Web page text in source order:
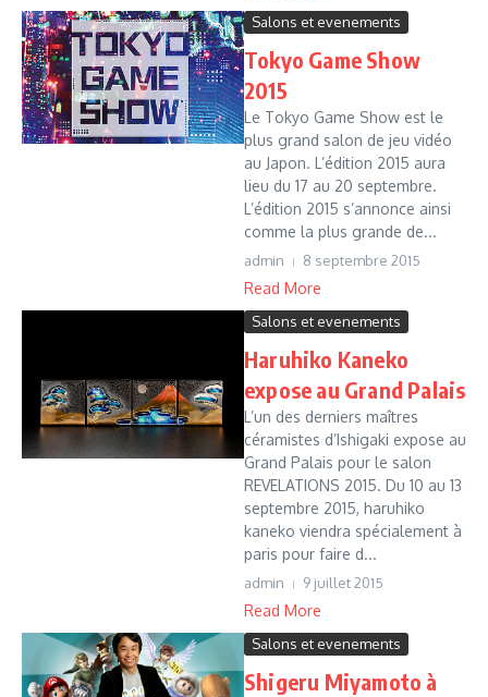
Salons et evenements
Tokyo Game Show
2015
Le Tokyo Game Show est le
plus grand salon de jeu vidéo
au Japon. L’édition 2015 aura
lieu du 17 au 20 septembre.
L’édition 2015 s’annonce ainsi
comme la plus grande de...
admin 8 septembre 2015
Read More
Salons et evenements
Haruhiko Kaneko
expose au Grand Palais
L’un des derniers maîtres
céramistes d’Ishigaki expose au
Grand Palais pour le salon
REVELATIONS 2015. Du 10 au 13
septembre 2015, haruhiko
kaneko viendra spécialement à
paris pour faire d...
admin 9 juillet 2015
Read More
Salons et evenements
Shigeru Miyamoto à